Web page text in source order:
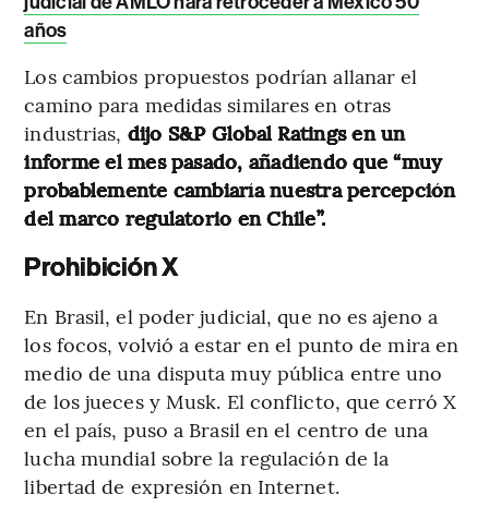
años
Los cambios propuestos podrían allanar el
camino para medidas similares en otras
industrias, dijo S&P Global Ratings en un
informe el mes pasado, añadiendo que “muy
probablemente cambiaría nuestra percepción
del marco regulatorio en Chile”.
Prohibición X
En Brasil, el poder judicial, que no es ajeno a
los focos, volvió a estar en el punto de mira en
medio de una disputa muy pública entre uno
de los jueces y Musk. El conflicto, que cerró X
en el país, puso a Brasil en el centro de una
lucha mundial sobre la regulación de la
libertad de expresión en Internet.